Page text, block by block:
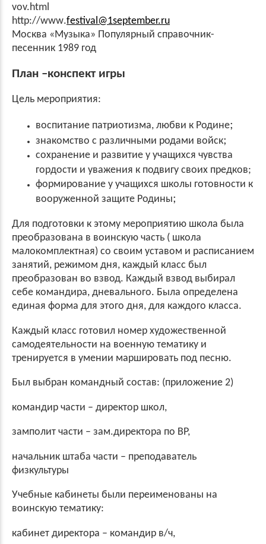
vov.html
http://www.festival@1september.ru
Москва «Музыка» Популярный справочник-
песенник 1989 год
План –конспект игры
Цель мероприятия:
воспитание патриотизма, любви к Родине;
знакомство с различными родами войск;
сохранение и развитие у учащихся чувства
гордости и уважения к подвигу своих предков;
формирование у учащихся школы готовности к
вооруженной защите Родины;
Для подготовки к этому мероприятию школа была
преобразована в воинскую часть ( школа
малокомплектная) со своим уставом и расписанием
занятий, режимом дня, каждый класс был
преобразован во взвод. Каждый взвод выбирал
себе командира, дневального. Была определена
единая форма для этого дня, для каждого класса.
Каждый класс готовил номер художественной
самодеятельности на военную тематику и
тренируется в умении маршировать под песню.
Был выбран командный состав: (приложение 2)
командир части – директор школ,
замполит части – зам.директора по ВР,
начальник штаба части – преподаватель
физкультуры
Учебные кабинеты были переименованы на
воинскую тематику:
кабинет директора – командир в/ч,